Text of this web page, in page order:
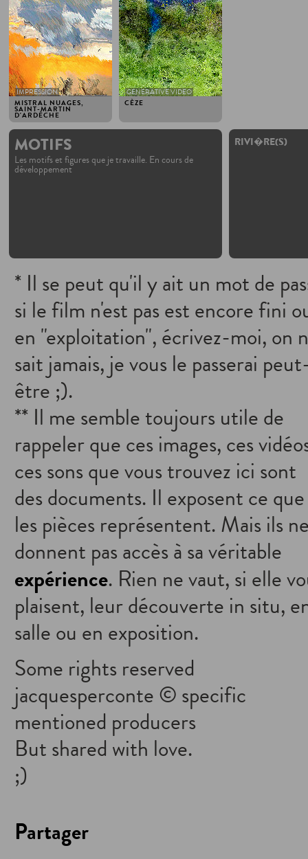
MISTRAL NUAGES,
SAINT-MARTIN
D'ARDÈCHE
IMPRESSION
CÈZE
GENERATIVE VIDEO
MOTIFS
Les motifs et figures que je travaille. En cours de
développement
RIVI�RE(S)
* Il se peut qu'il y ait un mot de
si le film n'est pas est encore fini
en "exploitation", écrivez-moi, on
sait jamais, je vous le passerai
être ;).
** Il me semble toujours utile de
rappeler que ces images, ces
ces sons que vous trouvez ici sont
des documents. Il exposent ce que
les pièces représentent. Mais ils
donnent pas accès à sa véritable
expérience. Rien ne vaut, si elle
plaisent, leur découverte in situ,
salle ou en exposition.
Some rights reserved
jacquesperconte © specific
mentioned producers
But shared with love.
;)
Partager